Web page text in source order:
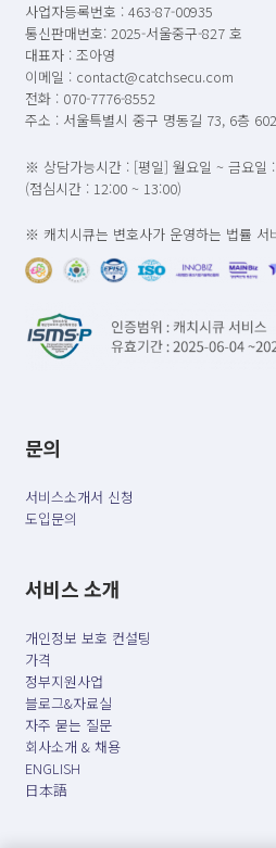
사업자등록번호 : 463-87-00935
통신판매번호: 2025-서울중구-827 호
대표자 : 조아영
이메일 : contact@catchsecu.com
전화 : 070-7776-8552
주소 : 서울특별시 중구 명동길 73, 6층
※ 상담가능시간 : [평일] 월요일 ~ 금요일
(점심시간 : 12:00 ~ 13:00)
※ 캐치시큐는 변호사가 운영하는 법률 서
문의
서비스소개서 신청
도입문의
서비스 소개
개인정보 보호 컨설팅
가격
정부지원사업
블로그&자료실
자주 묻는 질문
회사소개 & 채용
ENGLISH
日本語